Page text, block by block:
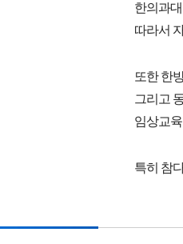
한의과
따라서
또한 한
그리고
임상교
특히 참